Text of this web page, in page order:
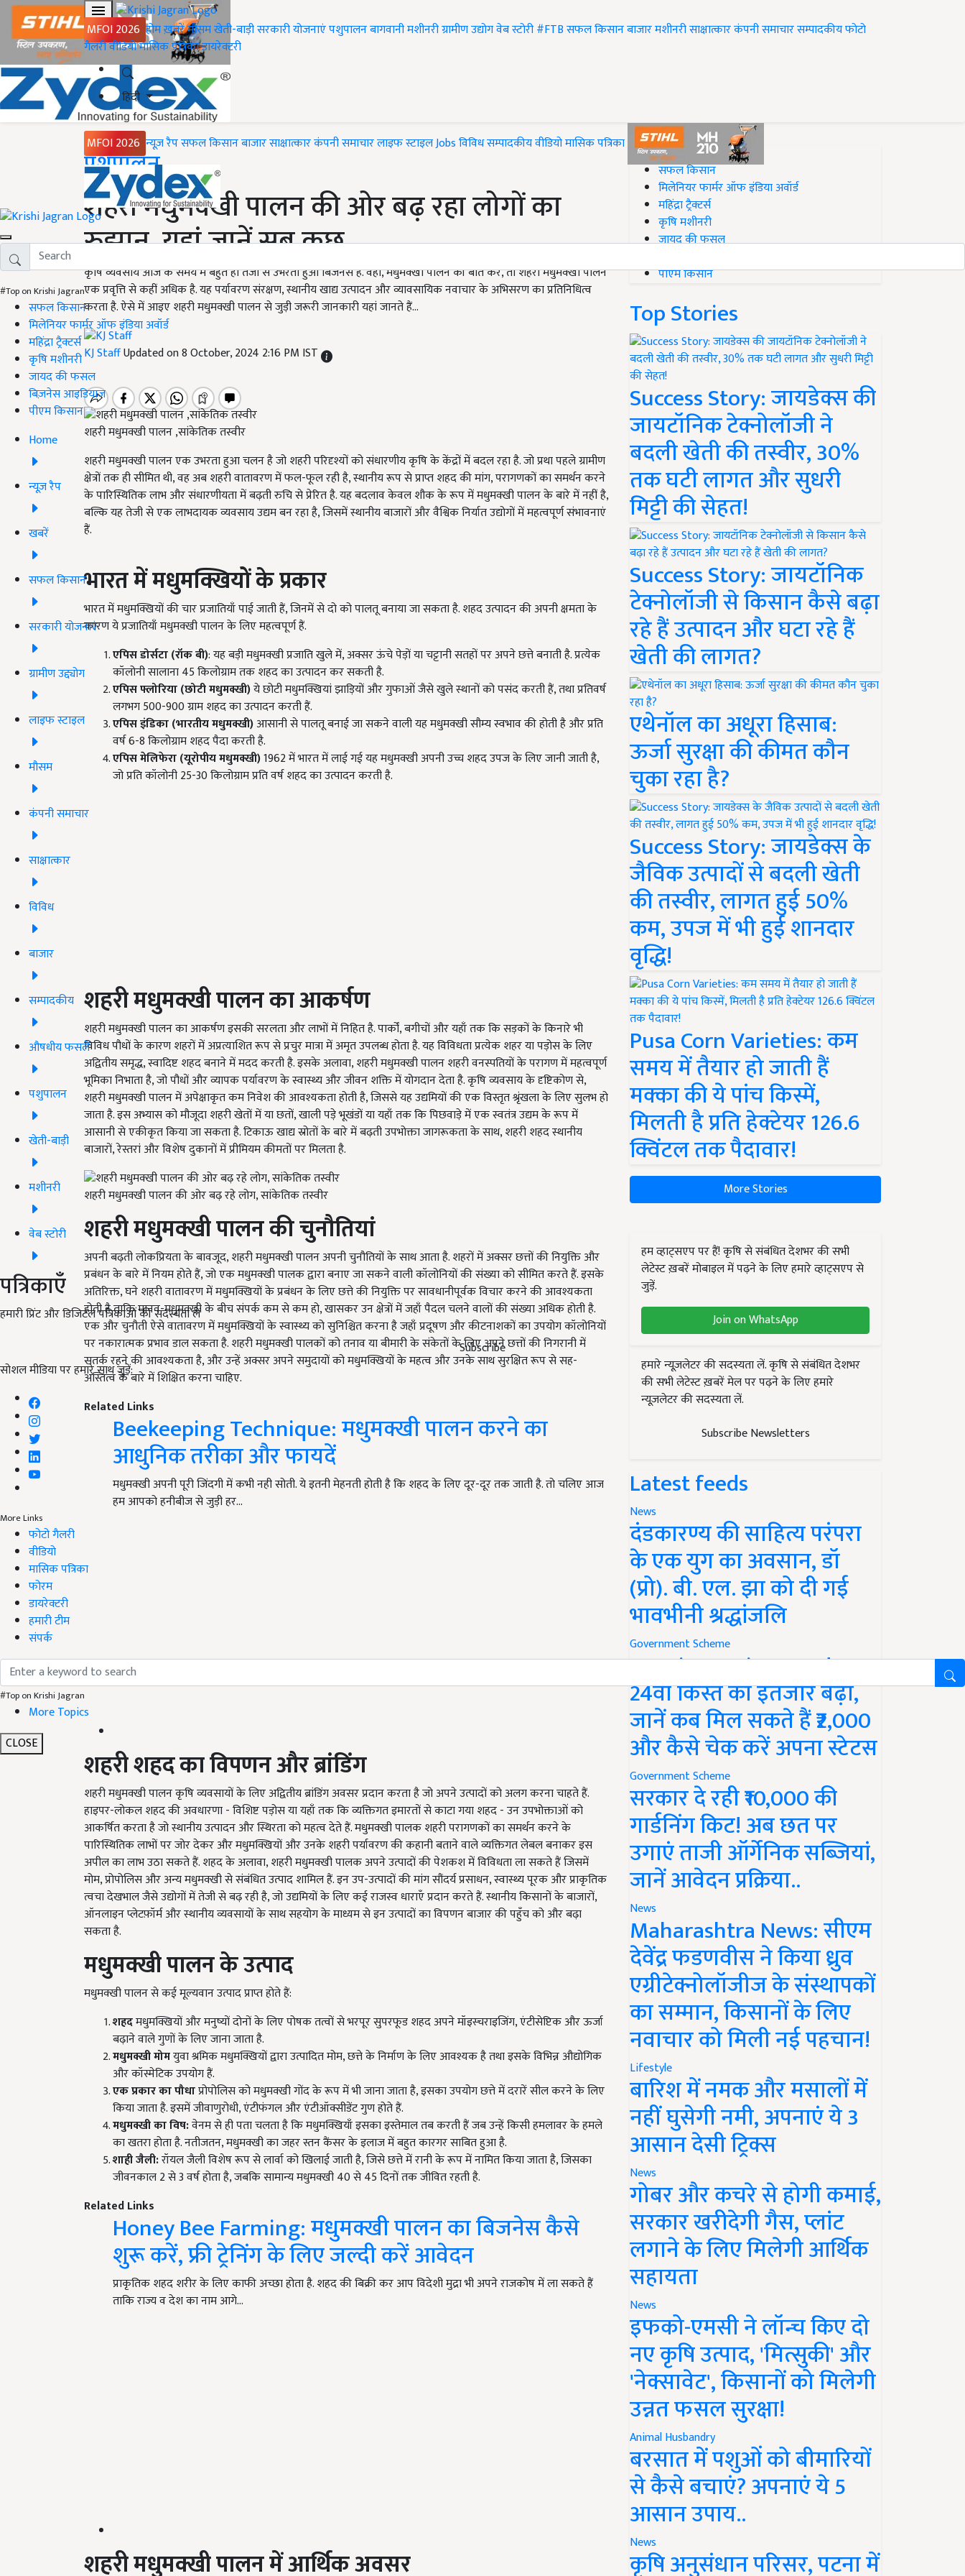
MFOI 2026 होमख़बरेंमौसमखेती-बाड़ीसरकारी योजनाएंपशुपालनबागवानीमशीनरीग्रामीण उद्योगवेब स्टोरी#FTBसफल किसानबाजारमशीनरीसाक्षात्कारकंपनी समाचारसम्पादकीयफोटो
गैलरीवीडियोमासिक पत्रिकाडायरेक्टरी
हिंदी
MFOI 2026 न्यूज़ रैपसफल किसानबाजारसाक्षात्कारकंपनी समाचारलाइफ स्टाइलJobsविविधसम्पादकीयवीडियोमासिक पत्रिका
#Top on Krishi Jagran
सफल किसान
मिलेनियर फार्मर ऑफ इंडिया अवॉर्ड
महिंद्रा ट्रैक्टर्स
कृषि मशीनरी
जायद की फसल
बिज़नेस आइडियाज
पीएम किसान
Home
न्यूज़ रैप
खबरें
सफल किसान
सरकारी योजनाएं
ग्रामीण उद्द्योग
लाइफ स्टाइल
मौसम
कंपनी समाचार
साक्षात्कार
विविध
बाजार
सम्पादकीय
औषधीय फसलें
पशुपालन
खेती-बाड़ी
मशीनरी
वेब स्टोरी
पत्रिकाएँ
हमारी प्रिंट और डिजिटल पत्रिकाओं की सदस्यता लें
Subscribe
सोशल मीडिया पर हमारे साथ जुड़ें:
More Links
फोटो गैलरी
वीडियो
मासिक पत्रिका
फोरम
डायरेक्टरी
हमारी टीम
संपर्क
#Top on Krishi Jagran
More Topics
CLOSE
Home
पशुपालन
शहरी मधुमक्खी पालन की ओर बढ़ रहा लोगों का
रुझान, यहां जानें सब कुछ
कृषि व्यवसाय आज के समय में बहुत ही तेजी से उभरता हुआ बिजनेस है. वही, मधुमक्खी पालन की बात करें, तो शहरी मधुमक्खी पालन
एक प्रवृत्ति से कहीं अधिक है. यह पर्यावरण संरक्षण, स्थानीय खाद्य उत्पादन और व्यावसायिक नवाचार के अभिसरण का प्रतिनिधित्व
करता है. ऐसे में आइए शहरी मधुमक्खी पालन से जुड़ी जरूरी जानकारी यहां जानते हैं...
KJ StaffUpdated on 8 October, 2024 2:16 PM IST
शहरी मधुमक्खी पालन ,सांकेतिक तस्वीर
शहरी मधुमक्खी पालन एक उभरता हुआ चलन है जो शहरी परिदृश्यों को संधारणीय कृषि के केंद्रों में बदल रहा है. जो प्रथा पहले ग्रामीण
क्षेत्रों तक ही सीमित थी, वह अब शहरी वातावरण में फल-फूल रही है, स्थानीय रूप से प्राप्त शहद की मांग, परागणकों का समर्थन करने
के पारिस्थितिक लाभ और संधारणीयता में बढ़ती रुचि से प्रेरित है. यह बदलाव केवल शौक के रूप में मधुमक्खी पालन के बारे में नहीं है,
बल्कि यह तेजी से एक लाभदायक व्यवसाय उद्यम बन रहा है, जिसमें स्थानीय बाजारों और वैश्विक निर्यात उद्योगों में महत्वपूर्ण संभावनाएं
हैं.
भारत में मधुमक्खियों के प्रकार
भारत में मधुमक्खियों की चार प्रजातियाँ पाई जाती हैं, जिनमें से दो को पालतू बनाया जा सकता है. शहद उत्पादन की अपनी क्षमता के
कारण ये प्रजातियाँ मधुमक्खी पालन के लिए महत्वपूर्ण हैं.
एपिस डोर्सटा (रॉक बी): यह बड़ी मधुमक्खी प्रजाति खुले में, अक्सर ऊंचे पेड़ों या चट्टानी सतहों पर अपने छत्ते बनाती है. प्रत्येक
कॉलोनी सालाना 45 किलोग्राम तक शहद का उत्पादन कर सकती है.
एपिस फ्लोरिया (छोटी मधुमक्खी)ये छोटी मधुमक्खियां झाड़ियों और गुफाओं जैसे खुले स्थानों को पसंद करती हैं, तथा प्रतिवर्ष
लगभग 500-900 ग्राम शहद का उत्पादन करती हैं.
एपिस इंडिका (भारतीय मधुमक्खी)आसानी से पालतू बनाई जा सकने वाली यह मधुमक्खी सौम्य स्वभाव की होती है और प्रति
वर्ष 6-8 किलोग्राम शहद पैदा करती है.
एपिस मेलिफेरा (यूरोपीय मधुमक्खी)1962 में भारत में लाई गई यह मधुमक्खी अपनी उच्च शहद उपज के लिए जानी जाती है,
जो प्रति कॉलोनी 25-30 किलोग्राम प्रति वर्ष शहद का उत्पादन करती है.
शहरी मधुमक्खी पालन का आकर्षण
शहरी मधुमक्खी पालन का आकर्षण इसकी सरलता और लाभों में निहित है. पार्कों, बगीचों और यहाँ तक कि सड़कों के किनारे भी
विविध पौधों के कारण शहरों में अप्रत्याशित रूप से प्रचुर मात्रा में अमृत उपलब्ध होता है. यह विविधता प्रत्येक शहर या पड़ोस के लिए
अद्वितीय समृद्ध, स्वादिष्ट शहद बनाने में मदद करती है. इसके अलावा, शहरी मधुमक्खी पालन शहरी वनस्पतियों के परागण में महत्वपूर्ण
भूमिका निभाता है, जो पौधों और व्यापक पर्यावरण के स्वास्थ्य और जीवन शक्ति में योगदान देता है. कृषि व्यवसाय के दृष्टिकोण से,
शहरी मधुमक्खी पालन में अपेक्षाकृत कम निवेश की आवश्यकता होती है, जिससे यह उद्यमियों की एक विस्तृत श्रृंखला के लिए सुलभ हो
जाता है. इस अभ्यास को मौजूदा शहरी खेतों में या छतों, खाली पड़े भूखंडों या यहाँ तक कि पिछवाड़े में एक स्वतंत्र उद्यम के रूप में
आसानी से एकीकृत किया जा सकता है. टिकाऊ खाद्य स्रोतों के बारे में बढ़ती उपभोक्ता जागरूकता के साथ, शहरी शहद स्थानीय
बाजारों, रेस्तरां और विशेष दुकानों में प्रीमियम कीमतों पर मिलता है.
शहरी मधुमक्खी पालन की ओर बढ़ रहे लोग, सांकेतिक तस्वीर
शहरी मधुमक्खी पालन की चुनौतियां
अपनी बढ़ती लोकप्रियता के बावजूद, शहरी मधुमक्खी पालन अपनी चुनौतियों के साथ आता है. शहरों में अक्सर छत्तों की नियुक्ति और
प्रबंधन के बारे में नियम होते हैं, जो एक मधुमक्खी पालक द्वारा बनाए जा सकने वाली कॉलोनियों की संख्या को सीमित करते हैं. इसके
अतिरिक्त, घने शहरी वातावरण में मधुमक्खियों के प्रबंधन के लिए छत्ते की नियुक्ति पर सावधानीपूर्वक विचार करने की आवश्यकता
होती है ताकि मानव-मधुमक्खी के बीच संपर्क कम से कम हो, खासकर उन क्षेत्रों में जहाँ पैदल चलने वालों की संख्या अधिक होती है.
एक और चुनौती ऐसे वातावरण में मधुमक्खियों के स्वास्थ्य को सुनिश्चित करना है जहाँ प्रदूषण और कीटनाशकों का उपयोग कॉलोनियों
पर नकारात्मक प्रभाव डाल सकता है. शहरी मधुमक्खी पालकों को तनाव या बीमारी के संकेतों के लिए अपने छत्तों की निगरानी में
सतर्क रहने की आवश्यकता है, और उन्हें अक्सर अपने समुदायों को मधुमक्खियों के महत्व और उनके साथ सुरक्षित रूप से सह-
अस्तित्व के बारे में शिक्षित करना चाहिए.
Related Links
Beekeeping Technique: मधुमक्खी पालन करने का
आधुनिक तरीका और फायदें
मधुमक्खी अपनी पूरी जिंदगी में कभी नही सोती. ये इतनी मेहनती होती है कि शहद के लिए दूर-दूर तक जाती है. तो चलिए आज
हम आपको हनीबीज से जुड़ी हर…
शहरी शहद का विपणन और ब्रांडिंग
शहरी मधुमक्खी पालन कृषि व्यवसायों के लिए अद्वितीय ब्रांडिंग अवसर प्रदान करता है जो अपने उत्पादों को अलग करना चाहते हैं.
हाइपर-लोकल शहद की अवधारणा - विशिष्ट पड़ोस या यहाँ तक कि व्यक्तिगत इमारतों से काटा गया शहद - उन उपभोक्ताओं को
आकर्षित करता है जो स्थानीय उत्पादन और स्थिरता को महत्व देते हैं. मधुमक्खी पालक शहरी परागणकों का समर्थन करने के
पारिस्थितिक लाभों पर जोर देकर और मधुमक्खियों और उनके शहरी पर्यावरण की कहानी बताने वाले व्यक्तिगत लेबल बनाकर इस
अपील का लाभ उठा सकते हैं. शहद के अलावा, शहरी मधुमक्खी पालक अपने उत्पादों की पेशकश में विविधता ला सकते हैं जिसमें
मोम, प्रोपोलिस और अन्य मधुमक्खी से संबंधित उत्पाद शामिल हैं. इन उप-उत्पादों की मांग सौंदर्य प्रसाधन, स्वास्थ्य पूरक और प्राकृतिक
त्वचा देखभाल जैसे उद्योगों में तेजी से बढ़ रही है, जो उद्यमियों के लिए कई राजस्व धाराएँ प्रदान करते हैं. स्थानीय किसानों के बाजारों,
ऑनलाइन प्लेटफ़ॉर्म और स्थानीय व्यवसायों के साथ सहयोग के माध्यम से इन उत्पादों का विपणन बाजार की पहुँच को और बढ़ा
सकता है.
मधुमक्खी पालन के उत्पाद
मधुमक्खी पालन से कई मूल्यवान उत्पाद प्राप्त होते हैं:
शहदमधुमक्खियों और मनुष्यों दोनों के लिए पोषक तत्वों से भरपूर सुपरफूड शहद अपने मॉइस्चराइजिंग, एंटीसेप्टिक और ऊर्जा
बढ़ाने वाले गुणों के लिए जाना जाता है.
मधुमक्खी मोमयुवा श्रमिक मधुमक्खियों द्वारा उत्पादित मोम, छत्ते के निर्माण के लिए आवश्यक है तथा इसके विभिन्न औद्योगिक
और कॉस्मेटिक उपयोग हैं.
एक प्रकार का पौधाप्रोपोलिस को मधुमक्खी गोंद के रूप में भी जाना जाता है, इसका उपयोग छत्ते में दरारें सील करने के लिए
किया जाता है. इसमें जीवाणुरोधी, एंटीफंगल और एंटीऑक्सीडेंट गुण होते हैं.
मधुमक्खी का विष:वेनम से ही पता चलता है कि मधुमक्खियाँ इसका इस्तेमाल तब करती हैं जब उन्हें किसी हमलावर के हमले
का खतरा होता है. नतीजतन, मधुमक्खी का जहर स्तन कैंसर के इलाज में बहुत कारगर साबित हुआ है.
शाही जैली:रॉयल जैली विशेष रूप से लार्वा को खिलाई जाती है, जिसे छत्ते में रानी के रूप में नामित किया जाता है, जिसका
जीवनकाल 2 से 3 वर्ष होता है, जबकि सामान्य मधुमक्खी 40 से 45 दिनों तक जीवित रहती है.
Related Links
Honey Bee Farming: मधुमक्खी पालन का बिजनेस कैसे
शुरू करें, फ्री ट्रेनिंग के लिए जल्दी करें आवेदन
प्राकृतिक शहद शरीर के लिए काफी अच्छा होता है. शहद की बिक्री कर आप विदेशी मुद्रा भी अपने राजकोष में ला सकते हैं
ताकि राज्य व देश का नाम आगे…
शहरी मधुमक्खी पालन में आर्थिक अवसर
#Top on Krishi Jagran
सफल किसान
मिलेनियर फार्मर ऑफ इंडिया अवॉर्ड
महिंद्रा ट्रैक्टर्स
कृषि मशीनरी
जायद की फसल
पीएम किसान
Top Stories
Success Story: जायडेक्स की
जायटॉनिक टेक्नोलॉजी ने
बदली खेती की तस्वीर, 30%
तक घटी लागत और सुधरी
मिट्टी की सेहत!
Success Story: जायटॉनिक
टेक्नोलॉजी से किसान कैसे बढ़ा
रहे हैं उत्पादन और घटा रहे हैं
खेती की लागत?
एथेनॉल का अधूरा हिसाब:
ऊर्जा सुरक्षा की कीमत कौन
चुका रहा है?
Success Story: जायडेक्स के
जैविक उत्पादों से बदली खेती
की तस्वीर, लागत हुई 50%
कम, उपज में भी हुई शानदार
वृद्धि!
Pusa Corn Varieties: कम
समय में तैयार हो जाती हैं
मक्का की ये पांच किस्में,
मिलती है प्रति हेक्टेयर 126.6
क्विंटल तक पैदावार!
More Stories
हम व्हाट्सएप पर हैं! कृषि से संबंधित देशभर की सभी
लेटेस्ट ख़बरें मोबाइल में पढ़ने के लिए हमारे व्हाट्सएप से
जुड़ें.
Join on WhatsApp
हमारे न्यूज़लेटर की सदस्यता लें. कृषि से संबंधित देशभर
की सभी लेटेस्ट ख़बरें मेल पर पढ़ने के लिए हमारे
न्यूज़लेटर की सदस्यता लें.
Subscribe Newsletters
Latest feeds
News
दंडकारण्य की साहित्य परंपरा
के एक युग का अवसान, डॉ
(प्रो). बी. एल. झा को दी गई
भावभीनी श्रद्धांजलि
Government Scheme
PM Kisan Yojana Update:
24वीं किस्त का इंतजार बढ़ा,
जानें कब मिल सकते हैं ₹2,000
और कैसे चेक करें अपना स्टेटस
Government Scheme
सरकार दे रही ₹10,000 की
गार्डनिंग किट! अब छत पर
उगाएं ताजी ऑर्गेनिक सब्जियां,
जानें आवेदन प्रक्रिया..
News
Maharashtra News: सीएम
देवेंद्र फडणवीस ने किया ध्रुव
एग्रीटेक्नोलॉजीज के संस्थापकों
का सम्मान, किसानों के लिए
नवाचार को मिली नई पहचान!
Lifestyle
बारिश में नमक और मसालों में
नहीं घुसेगी नमी, अपनाएं ये 3
आसान देसी ट्रिक्स
News
गोबर और कचरे से होगी कमाई,
सरकार खरीदेगी गैस, प्लांट
लगाने के लिए मिलेगी आर्थिक
सहायता
News
इफको-एमसी ने लॉन्च किए दो
नए कृषि उत्पाद, 'मित्सुकी' और
'नेक्सावेट', किसानों को मिलेगी
उन्नत फसल सुरक्षा!
Animal Husbandry
बरसात में पशुओं को बीमारियों
से कैसे बचाएं? अपनाएं ये 5
आसान उपाय..
News
कृषि अनुसंधान परिसर, पटना में